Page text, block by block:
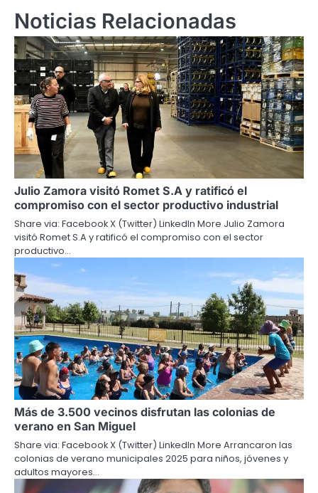
Noticias Relacionadas
Julio Zamora visitó Romet S.A y ratificó el
compromiso con el sector productivo industrial
Share via: Facebook X (Twitter) LinkedIn More Julio Zamora
visitó Romet S.A y ratificó el compromiso con el sector
productivo…
Más de 3.500 vecinos disfrutan las colonias de
verano en San Miguel
Share via: Facebook X (Twitter) LinkedIn More Arrancaron las
colonias de verano municipales 2025 para niños, jóvenes y
adultos mayores…